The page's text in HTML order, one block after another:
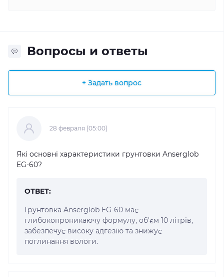
Вопросы и ответы
+ Задать вопрос
28 февраля (05:00)
Які основні характеристики грунтовки Anserglob
EG-60?
ОТВЕТ:
Грунтовка Anserglob EG-60 має
глибокопроникаючу формулу, об'єм 10 літрів,
забезпечує високу адгезію та знижує
поглинання вологи.